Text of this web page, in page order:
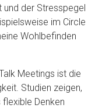
und der Stresspegel
im Circle
Wohlbefinden
Meetings ist die
Studien zeigen,
Denken